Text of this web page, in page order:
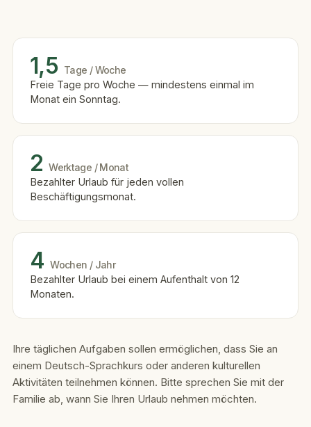
1,5 Tage / Woche
Freie Tage pro Woche — mindestens einmal im
Monat ein Sonntag.
2 Werktage / Monat
Bezahlter Urlaub für jeden vollen
Beschäftigungsmonat.
4 Wochen / Jahr
Bezahlter Urlaub bei einem Aufenthalt von 12
Monaten.
Ihre täglichen Aufgaben sollen ermöglichen, dass Sie an
einem Deutsch-Sprachkurs oder anderen kulturellen
Aktivitäten teilnehmen können. Bitte sprechen Sie mit der
Familie ab, wann Sie Ihren Urlaub nehmen möchten.